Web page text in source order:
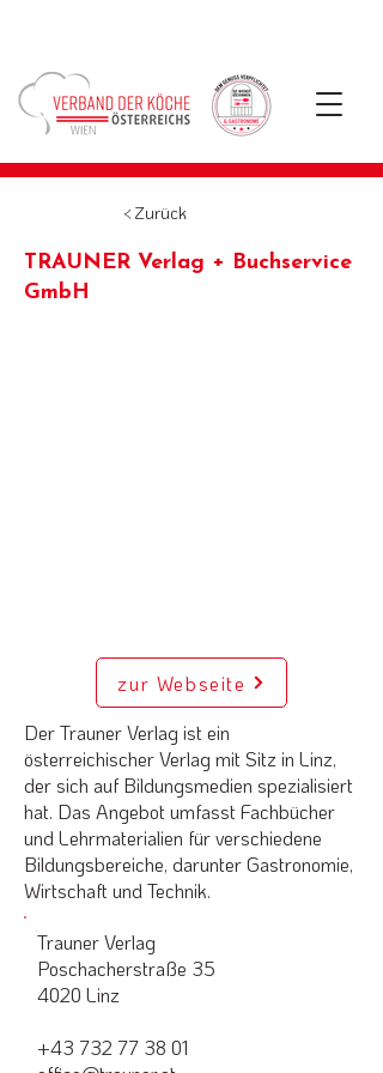
< Zurück
TRAUNER Verlag + Buchservice
GmbH
zur Webseite
Der Trauner Verlag ist ein
österreichischer Verlag mit Sitz in Linz,
der sich auf Bildungsmedien spezialisiert
hat. Das Angebot umfasst Fachbücher
und Lehrmaterialien für verschiedene
Bildungsbereiche, darunter Gastronomie,
Wirtschaft und Technik.
Trauner Verlag
Poschacherstraße 35
4020 Linz
+43 732 77 38 01